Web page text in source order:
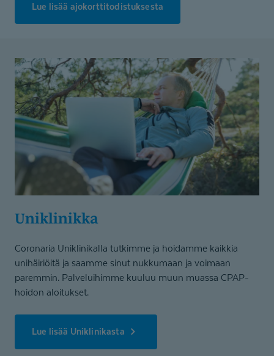
Lue lisää ajokorttitodistuksesta
Uniklinikka
Coronaria Uniklinikalla tutkimme ja hoidamme kaikkia
unihäiriöitä ja saamme sinut nukkumaan ja voimaan
paremmin. Palveluihimme kuuluu muun muassa CPAP-
hoidon aloitukset.
Lue lisää Uniklinikasta